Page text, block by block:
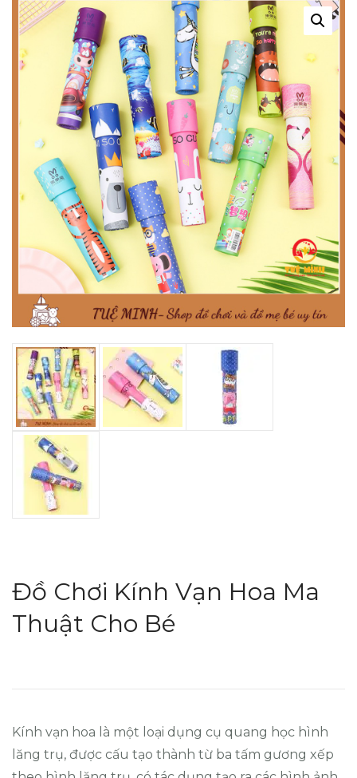
Đồ Chơi Kính Vạn Hoa Ma
Thuật Cho Bé
Kính vạn hoa là một loại dụng cụ quang học hình
lăng trụ, được cấu tạo thành từ ba tấm gương xếp